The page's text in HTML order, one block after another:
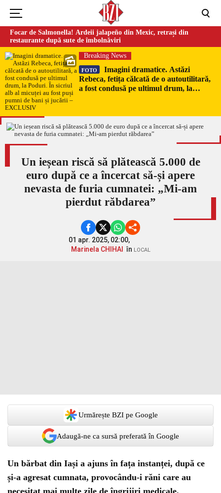
Focar de Salmonella! Ardeii jalapeño din Mexic, retrași din
restaurante după sute de îmbolnăviri
Breaking News
FOTO
Imagini dramatice. Astăzi
Rebeca, fetița călcată de o autoutilitară,
a fost condusă pe ultimul drum, la
EXCLUSIV
Un ieșean riscă să plătească 5.000 de
euro după ce a încercat să-și apere
nevasta de furia cumnatei: „Mi-am
pierdut răbdarea”
01 apr. 2025, 02:00,
Marinela CHIHAI în LOCAL
Urmărește BZI pe Google
Adaugă-ne ca sursă preferată în Google
Un bărbat din Iași a ajuns în fața instanței, după ce
și-a agresat cumnata, provocându-i răni care au
necesitat mai multe zile de îngrijiri medicale.